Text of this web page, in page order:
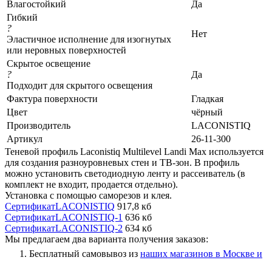
Влагостойкий
Да
Гибкий
?
Эластичное исполнение для изогнутых
или неровных поверхностей
Нет
Скрытое освещение
?
Подходит для скрытого освещения
Да
Фактура поверхности
Гладкая
Цвет
чёрный
Производитель
LACONISTIQ
Артикул
26-11-300
Теневой профиль Laconistiq Multilevel Landi Max используется
для создания разноуровневых стен и ТВ-зон. В профиль
можно установить светодиодную ленту и рассеиватель (в
комплект не входит, продается отдельно).
Установка с помощью саморезов и клея.
СертификатLACONISTIQ 917,8 кб
СертификатLACONISTIQ-1 636 кб
СертификатLACONISTIQ-2 634 кб
Мы предлагаем два варианта получения заказов:
Бесплатный самовывоз из наших магазинов в Москве и